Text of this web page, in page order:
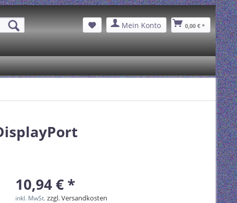
Mein Konto 0,00 € *
10,94 € *
inkl. MwSt.zzgl. Versandkosten